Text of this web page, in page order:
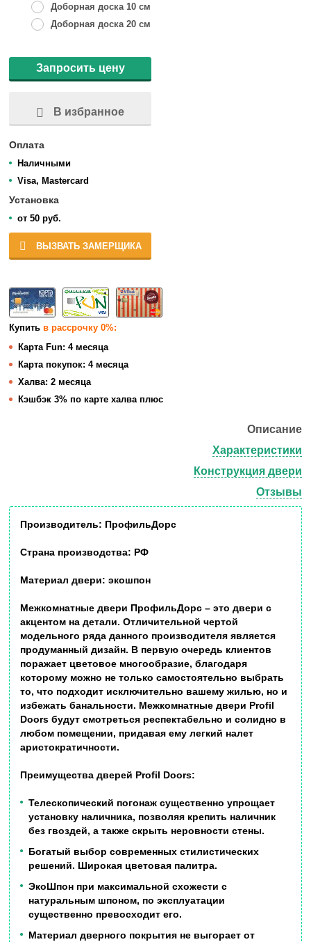
Доборная доска 10 см
Доборная доска 20 см
Запросить цену
В избранное
Оплата
Наличными
Visa, Mastercard
Установка
от 50 руб.
ВЫЗВАТЬ ЗАМЕРЩИКА
Купитьв рассрочку 0%:
Карта Fun: 4 месяца
Карта покупок: 4 месяца
Халва: 2 месяца
Кэшбэк 3% по карте халва плюс
Описание
Характеристики
Конструкция двери
Отзывы
Производитель: ПрофильДорс
Страна производства: РФ
Материал двери: экошпон
Межкомнатные двери ПрофильДорс – это двери с
акцентом на детали. Отличительной чертой
модельного ряда данного производителя является
продуманный дизайн. В первую очередь клиентов
поражает цветовое многообразие, благодаря
которому можно не только самостоятельно выбрать
то, что подходит исключительно вашему жилью, но и
избежать банальности. Межкомнатные двери Profil
Doors будут смотреться респектабельно и солидно в
любом помещении, придавая ему легкий налет
аристократичности.
Преимущества дверей Profil Doors:
Телескопический погонаж существенно упрощает
установку наличника, позволяя крепить наличник
без гвоздей, а также скрыть неровности стены.
Богатый выбор современных стилистических
решений. Широкая цветовая палитра.
ЭкоШпон при максимальной схожести с
натуральным шпоном, по эксплуатации
существенно превосходит его.
Материал дверного покрытия не выгорает от